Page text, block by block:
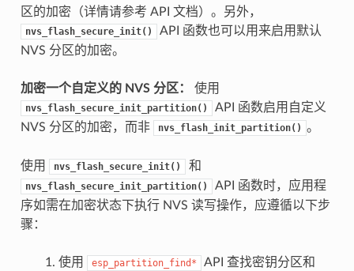
区的加密（详情请参考 API 文档）。另外，
nvs_flash_secure_init()
API 函数也可以用来启用默认
NVS 分区的加密。
加密一个自定义的 NVS 分区： 使用
nvs_flash_secure_init_partition()
API 函数启用自定义
NVS 分区的加密，而非
nvs_flash_init_partition() 。
使用 nvs_flash_secure_init() 和
nvs_flash_secure_init_partition()
API 函数时，应用程
序如需在加密状态下执行 NVS 读写操作，应遵循以下步
骤：
使用 esp_partition_find*
API 查找密钥分区和